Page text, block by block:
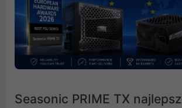
Seasonic PRIME TX